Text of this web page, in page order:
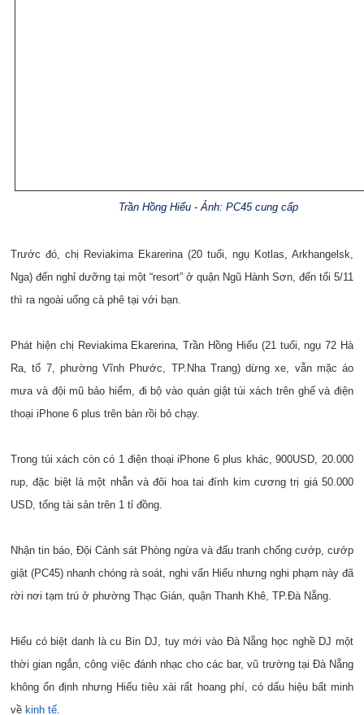
Trần Hồng Hiếu - Ảnh: PC45 cung cấp
Trước đó, chị Reviakima Ekarerina (20 tuổi, ngụ Kotlas, Arkhangelsk,
Nga) đến nghỉ dưỡng tại một “resort” ở quận Ngũ Hành Sơn, đến tối 5/11
thì ra ngoài uống cà phê tại với bạn.
Phát hiện chị Reviakima Ekarerina, Trần Hồng Hiếu (21 tuổi, ngụ 72 Hà
Ra, tổ 7, phường Vĩnh Phước, TP.Nha Trang) dừng xe, vẫn mặc áo
mưa và đội mũ bảo hiểm, đi bộ vào quán giật túi xách trên ghế và điện
thoại iPhone 6 plus trên bàn rồi bỏ chạy.
Trong túi xách còn có 1 điện thoại iPhone 6 plus khác, 900USD, 20.000
rup, đặc biệt là một nhẫn và đôi hoa tai đính kim cương trị giá 50.000
USD, tổng tài sản trên 1 tỉ đồng.
Nhận tin báo, Đội Cảnh sát Phòng ngừa và đấu tranh chống cướp, cướp
giật (PC45) nhanh chóng rà soát, nghi vấn Hiếu nhưng nghi phạm này đã
rời nơi tạm trú ở phường Thạc Gián, quận Thanh Khê, TP.Đà Nẵng.
Hiếu có biệt danh là cu Bin DJ, tuy mới vào Đà Nẵng học nghề DJ một
thời gian ngắn, công việc đánh nhạc cho các bar, vũ trường tại Đà Nẵng
không ổn định nhưng Hiếu tiêu xài rất hoang phí, có dấu hiệu bất minh
về kinh tế.